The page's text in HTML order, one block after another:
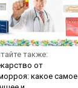
также:
от
какое самое